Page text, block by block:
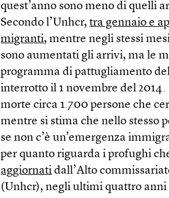
quest’anno sono meno di quelli
Secondo l’Unhcr,tra gennaio e
migranti, mentre negli stessi
sono aumentati gli arrivi, ma le
programma di pattugliamento
interrotto il 1 novembre del
morte circa 1.700 persone che
mentre si stima che nello stesso
se non c’è un’emergenza
per quanto riguarda i profughi
aggiornati dall’Alto
(Unhcr), negli ultimi quattro anni